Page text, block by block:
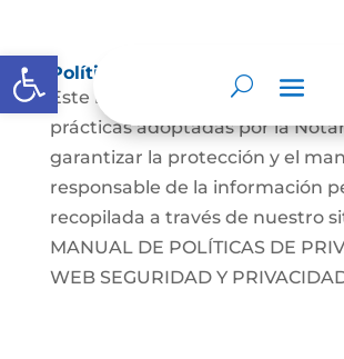
Abrir barra de herramientas
Políticas de Privacidad Web
Este manual describe las
prácticas adoptadas por la
garantizar la protección y el
responsable de la información
recopilada a través de nuestro
MANUAL DE POLÍTICAS DE
WEB SEGURIDAD Y